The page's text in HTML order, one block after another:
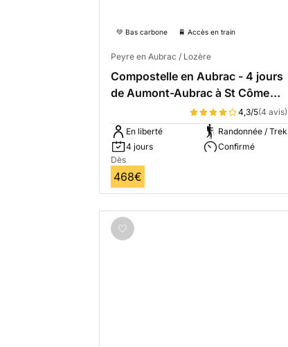
💚 Bas carbone 🚆 Accès en train
Peyre en Aubrac / Lozère
Compostelle en Aubrac - 4 jours
de Aumont-Aubrac à St Côme
4,3/5(4 avis)
En liberté
4 jours
Randonnée / Trek
Confirmé
Dès
468€